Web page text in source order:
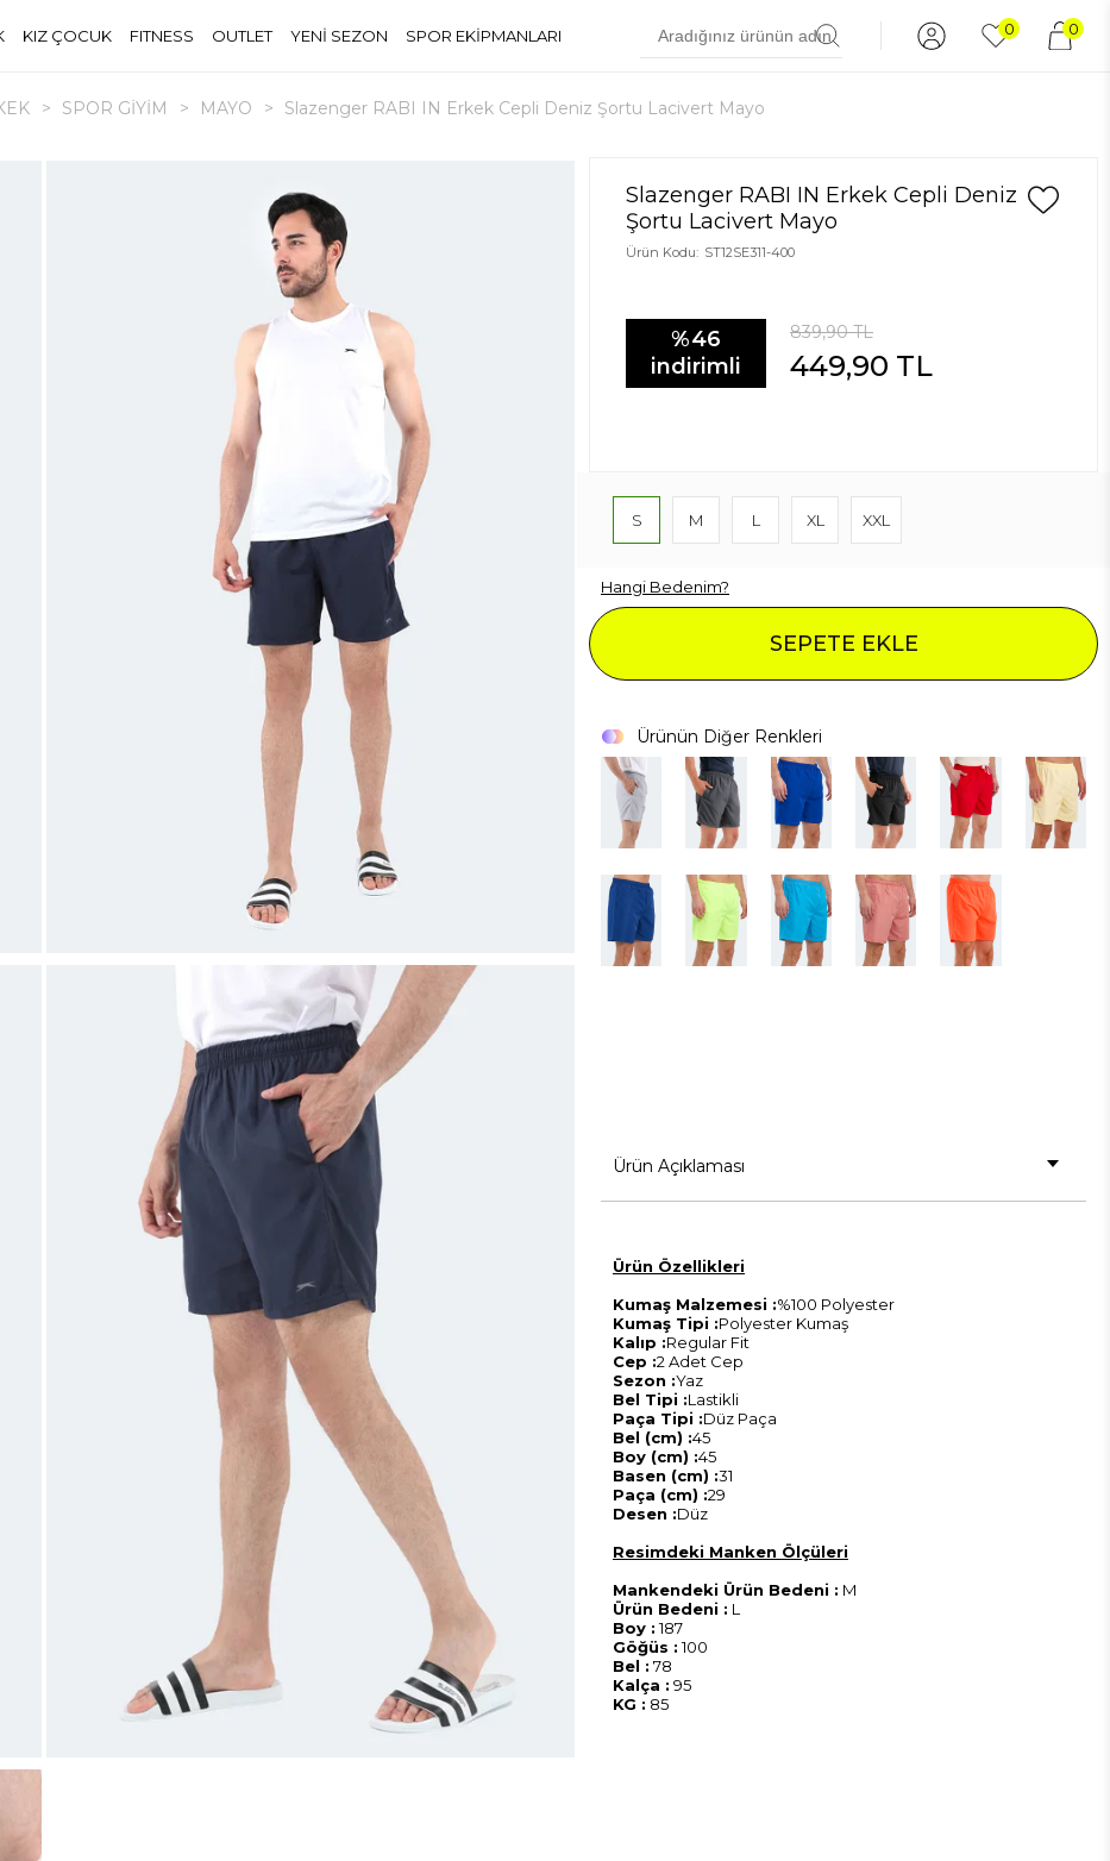
KIZ ÇOCUK FITNESS OUTLET YENİ SEZON SPOR EKİPMANLARI 0 0
> SPOR GİYİM > MAYO > Slazenger RABI IN Erkek Cepli Deniz Şortu Lacivert Mayo
Slazenger RABI IN Erkek Cepli Deniz
Şortu Lacivert Mayo
Ürün Kodu: ST12SE311-400
%46
indirimli
839,90TL
449,90 TL
S M L XL XXL
Hangi Bedenim?
SEPETE EKLE
Ürünün Diğer Renkleri
Ürün Açıklaması
Ürün Özellikleri
Kumaş Malzemesi :%100 Polyester
Kumaş Tipi :Polyester Kumaş
Kalıp :Regular Fit
Cep :2 Adet Cep
Sezon :Yaz
Bel Tipi :Lastikli
Paça Tipi :Düz Paça
Bel (cm) :45
Boy (cm) :45
Basen (cm) :31
Paça (cm) :29
Desen :Düz
Resimdeki Manken Ölçüleri
Mankendeki Ürün Bedeni : M
Ürün Bedeni : L
Boy :187
Göğüs :100
Bel : 78
Kalça : 95
KG : 85